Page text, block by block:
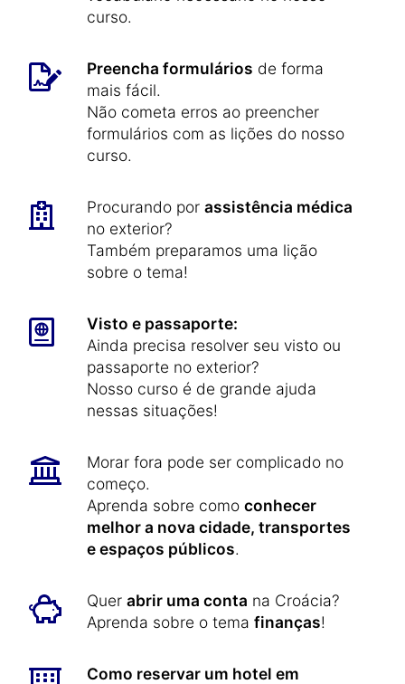
curso.
Preencha formulários de forma
mais fácil.
Não cometa erros ao preencher
formulários com as lições do nosso
curso.
Procurando por assistência médica
no exterior?
Também preparamos uma lição
sobre o tema!
Visto e passaporte:
Ainda precisa resolver seu visto ou
passaporte no exterior?
Nosso curso é de grande ajuda
nessas situações!
Morar fora pode ser complicado no
começo.
Aprenda sobre como conhecer
melhor a nova cidade, transportes
e espaços públicos.
Quer abrir uma conta na Croácia?
Aprenda sobre o tema finanças!
Como reservar um hotel em